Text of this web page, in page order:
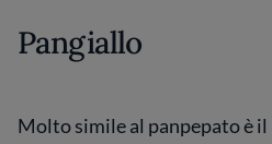
Pangiallo
Molto simile al panpepato è il